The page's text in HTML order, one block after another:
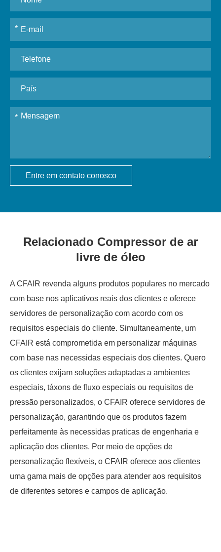
Entre em contato conosco
Relacionado Compressor de ar
livre de óleo
A CFAIR revenda alguns produtos populares no mercado
com base nos aplicativos reais dos clientes e oferece
servidores de personalização com acordo com os
requisitos especiais do cliente. Simultaneamente, um
CFAIR está comprometida em personalizar máquinas
com base nas necessidas especiais dos clientes. Quero
os clientes exijam soluções adaptadas a ambientes
especiais, táxons de fluxo especiais ou requisitos de
pressão personalizados, o CFAIR oferece servidores de
personalização, garantindo que os produtos fazem
perfeitamente às necessidas praticas de engenharia e
aplicação dos clientes. Por meio de opções de
personalização flexíveis, o CFAIR oferece aos clientes
uma gama mais de opções para atender aos requisitos
de diferentes setores e campos de aplicação.